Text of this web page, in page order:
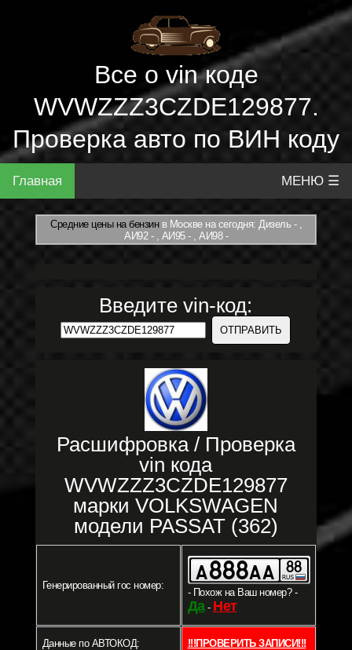
Все о vin коде
WVWZZZ3CZDE129877.
Проверка авто по ВИН коду
Главная МЕНЮ ☰
Средние цены на бензинв Москве на сегодня: Дизель - ,
АИ92 - , АИ95 - , АИ98 -
Введите vin-код:
Расшифровка / Проверка
vin кода
WVWZZZ3CZDE129877
марки VOLKSWAGEN
модели PASSAT (362)
Генерированный гос номер:
- Похож на Ваш номер? -
Да- Нет
Данные по АВТОКОД: !!!ПРОВЕРИТЬ ЗАПИСИ!!!